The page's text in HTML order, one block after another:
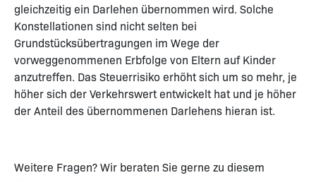
gleichzeitig ein Darlehen übernommen wird. Solche
Konstellationen sind nicht selten bei
Grundstücksübertragungen im Wege der
vorweggenommenen Erbfolge von Eltern auf Kinder
anzutreffen. Das Steuerrisiko erhöht sich um so mehr, je
höher sich der Verkehrswert entwickelt hat und je höher
der Anteil des übernommenen Darlehens hieran ist.
Weitere Fragen? Wir beraten Sie gerne zu diesem